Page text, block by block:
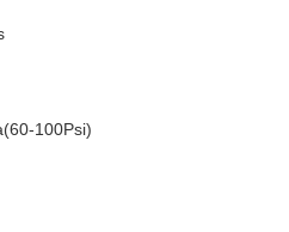
100Psi)